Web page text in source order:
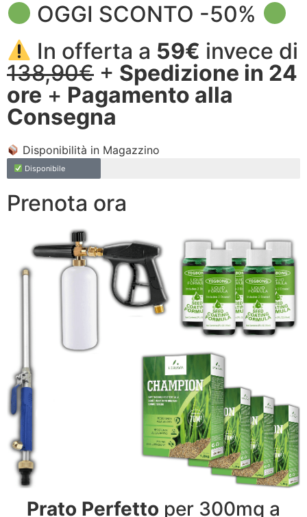
OGGI SCONTO -50%
In offerta a 59€ invece di
138,90€ + Spedizione in 24
ore + Pagamento alla
Consegna
Disponibilità in Magazzino
Disponibile
Prenota ora
Prato Perfetto per 300mq a